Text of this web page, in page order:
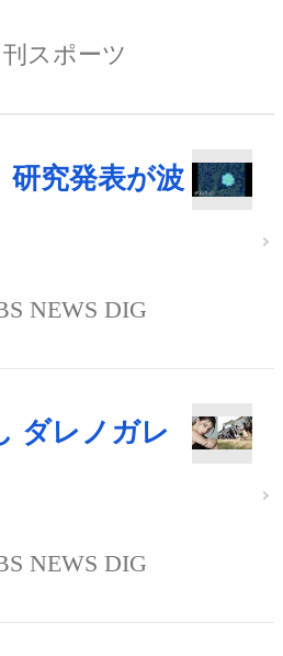
刊スポーツ
研究発表が波
NEWS DIG
ダレノガレ
NEWS DIG